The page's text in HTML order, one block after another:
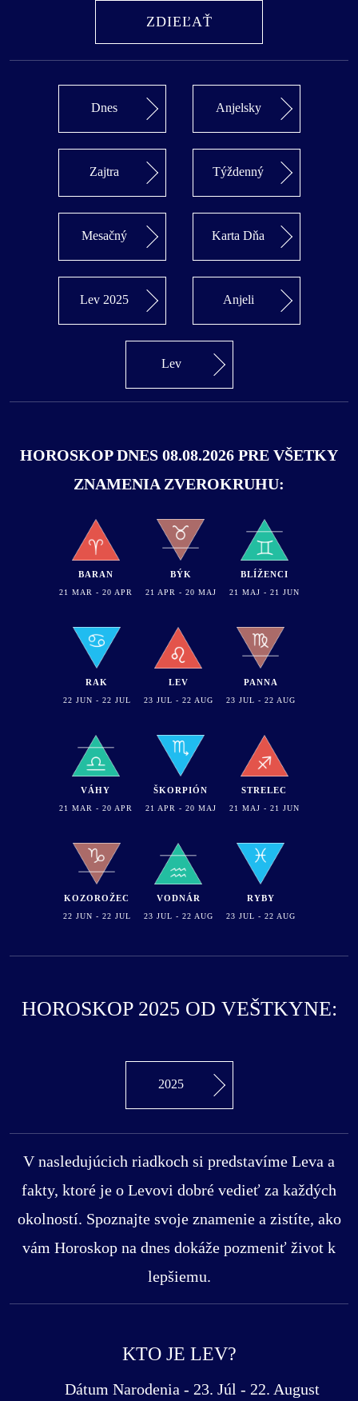
ZDIEĽAŤ
Dnes Anjelsky
Zajtra Týždenný
Mesačný Karta Dňa
Lev 2025 Anjeli
Lev
HOROSKOP DNES 08.08.2026 PRE VŠETKY
ZNAMENIA ZVEROKRUHU:
BARAN
21 MAR - 20 APR
BÝK
21 APR - 20 MAJ
BLÍŽENCI
21 MAJ - 21 JUN
RAK
22 JUN - 22 JUL
LEV
23 JUL - 22 AUG
PANNA
23 JUL - 22 AUG
VÁHY
21 MAR - 20 APR
ŠKORPIÓN
21 APR - 20 MAJ
STRELEC
21 MAJ - 21 JUN
KOZOROŽEC
22 JUN - 22 JUL
VODNÁR
23 JUL - 22 AUG
RYBY
23 JUL - 22 AUG
HOROSKOP 2025 OD VEŠTKYNE:
2025
V nasledujúcich riadkoch si predstavíme Leva a
fakty, ktoré je o Levovi dobré vedieť za každých
okolností. Spoznajte svoje znamenie a zistíte, ako
vám Horoskop na dnes dokáže pozmeniť život k
lepšiemu.
KTO JE LEV?
Dátum Narodenia - 23. Júl - 22. August